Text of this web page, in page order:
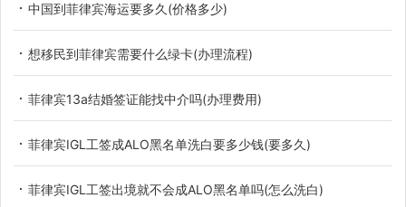
中国到菲律宾海运要多久(价格多少)
想移民到菲律宾需要什么绿卡(办理流程)
菲律宾13a结婚签证能找中介吗(办理费用)
菲律宾IGL工签成ALO黑名单洗白要多少钱(要多久)
菲律宾IGL工签出境就不会成ALO黑名单吗(怎么洗白)